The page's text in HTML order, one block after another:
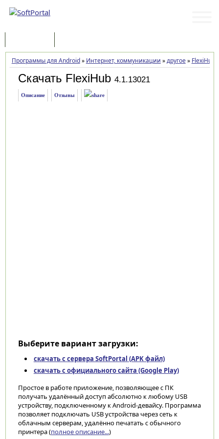
Программы для Android» Интернет, коммуникации »другое» FlexiHub
Скачать FlexiHub 4.1.13021
Описание Отзывы
Выберите вариант загрузки:
скачать с сервера SoftPortal (APK файл)
скачать с официального сайта (Google Play)
Простое в работе приложение, позволяющее с ПК
получать удалённый доступ абсолютно к любому USB
устройству, подключенному к Android-девайсу. Программа
позволяет подключать USB устройства через сеть к
облачным серверам, удалённо печатать с обычного
принтера (полное описание...)